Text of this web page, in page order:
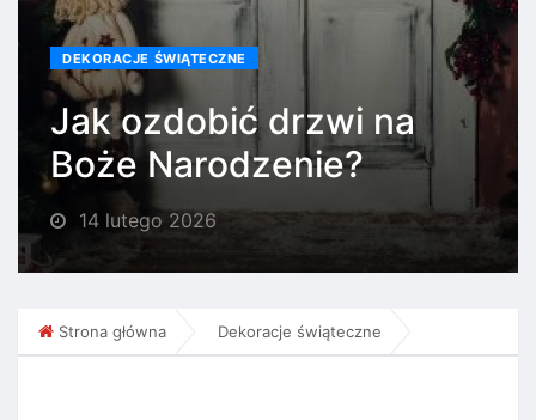
DEKORACJE ŚWIĄTECZNE
Jak ozdobić drzwi na
Boże Narodzenie?
14 lutego 2026
Strona główna Dekoracje świąteczne